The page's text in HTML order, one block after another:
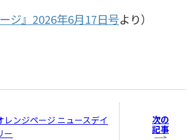
ジ』2026年6月17日号より）
レンジページ ニュースデイ
ー
次の
記事